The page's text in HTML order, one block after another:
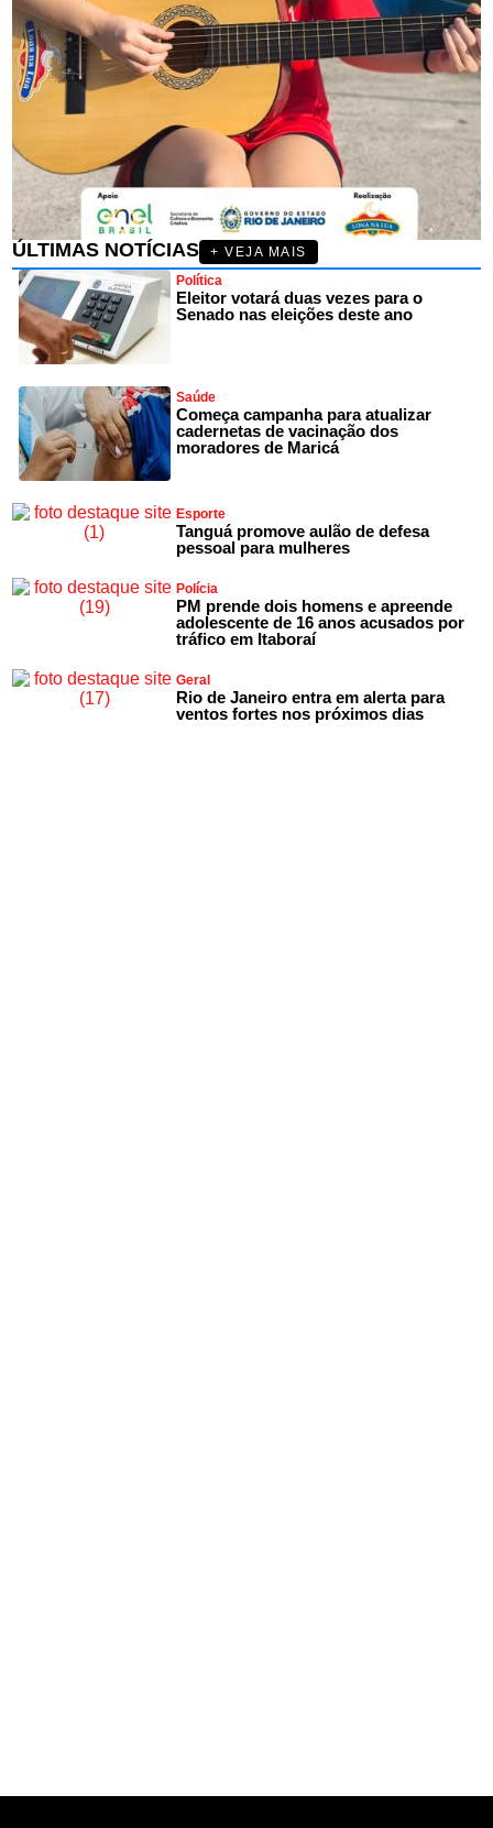
ÚLTIMAS NOTÍCIAS
+ VEJA MAIS
Política
Eleitor votará duas vezes para o
Senado nas eleições deste ano
Saúde
Começa campanha para atualizar
cadernetas de vacinação dos
moradores de Maricá
Esporte
Tanguá promove aulão de defesa
pessoal para mulheres
Polícia
PM prende dois homens e apreende
adolescente de 16 anos acusados por
tráfico em Itaboraí
Geral
Rio de Janeiro entra em alerta para
ventos fortes nos próximos dias